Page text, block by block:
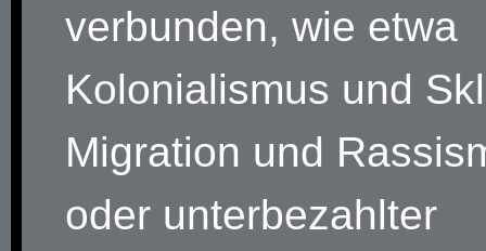
verbunden, wie etwa
Kolonialismus und
Migration und
oder unterbezahlter